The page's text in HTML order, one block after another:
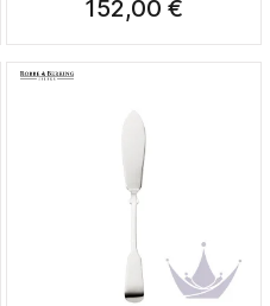
152,00 €